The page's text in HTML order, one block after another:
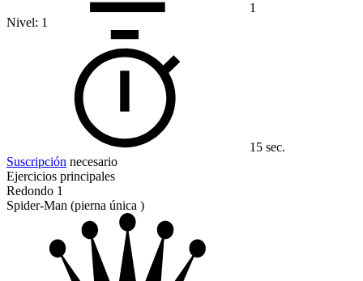
1
Nivel: 1
15 sec.
Suscripción necesario
Ejercicios principales
Redondo 1
Spider-Man (pierna única )